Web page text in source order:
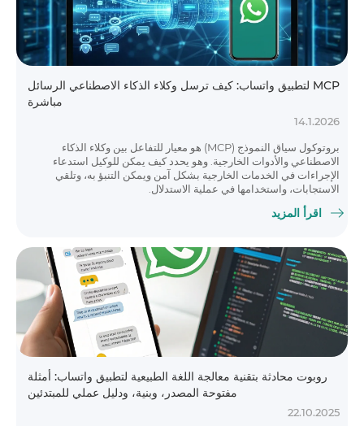
MCP لتطبيق واتساب: كيف ترسل وكلاء الذكاء الاصطناعي الرسائل
مباشرة
14.1.2026
بروتوكول سياق النموذج (MCP) هو معيار للتفاعل بين وكلاء الذكاء
الاصطناعي والأدوات الخارجية. وهو يحدد كيف يمكن للوكيل استدعاء
الإجراءات في الخدمات الخارجية بشكل آمن ويمكن التنبؤ به، وتلقي
الاستجابات، واستخدامها في عملية الاستدلال.
اقرأ المزيد
روبوت محادثة بتقنية معالجة اللغة الطبيعية لتطبيق واتساب: أمثلة
مفتوحة المصدر، وبنية، ودليل عملي للمبتدئين
22.10.2025